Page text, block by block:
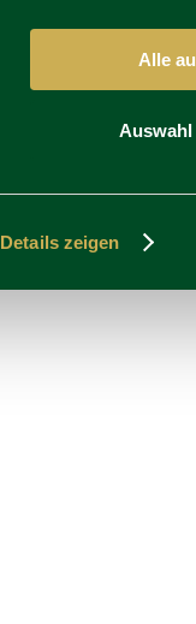
Details zeigen
Alle